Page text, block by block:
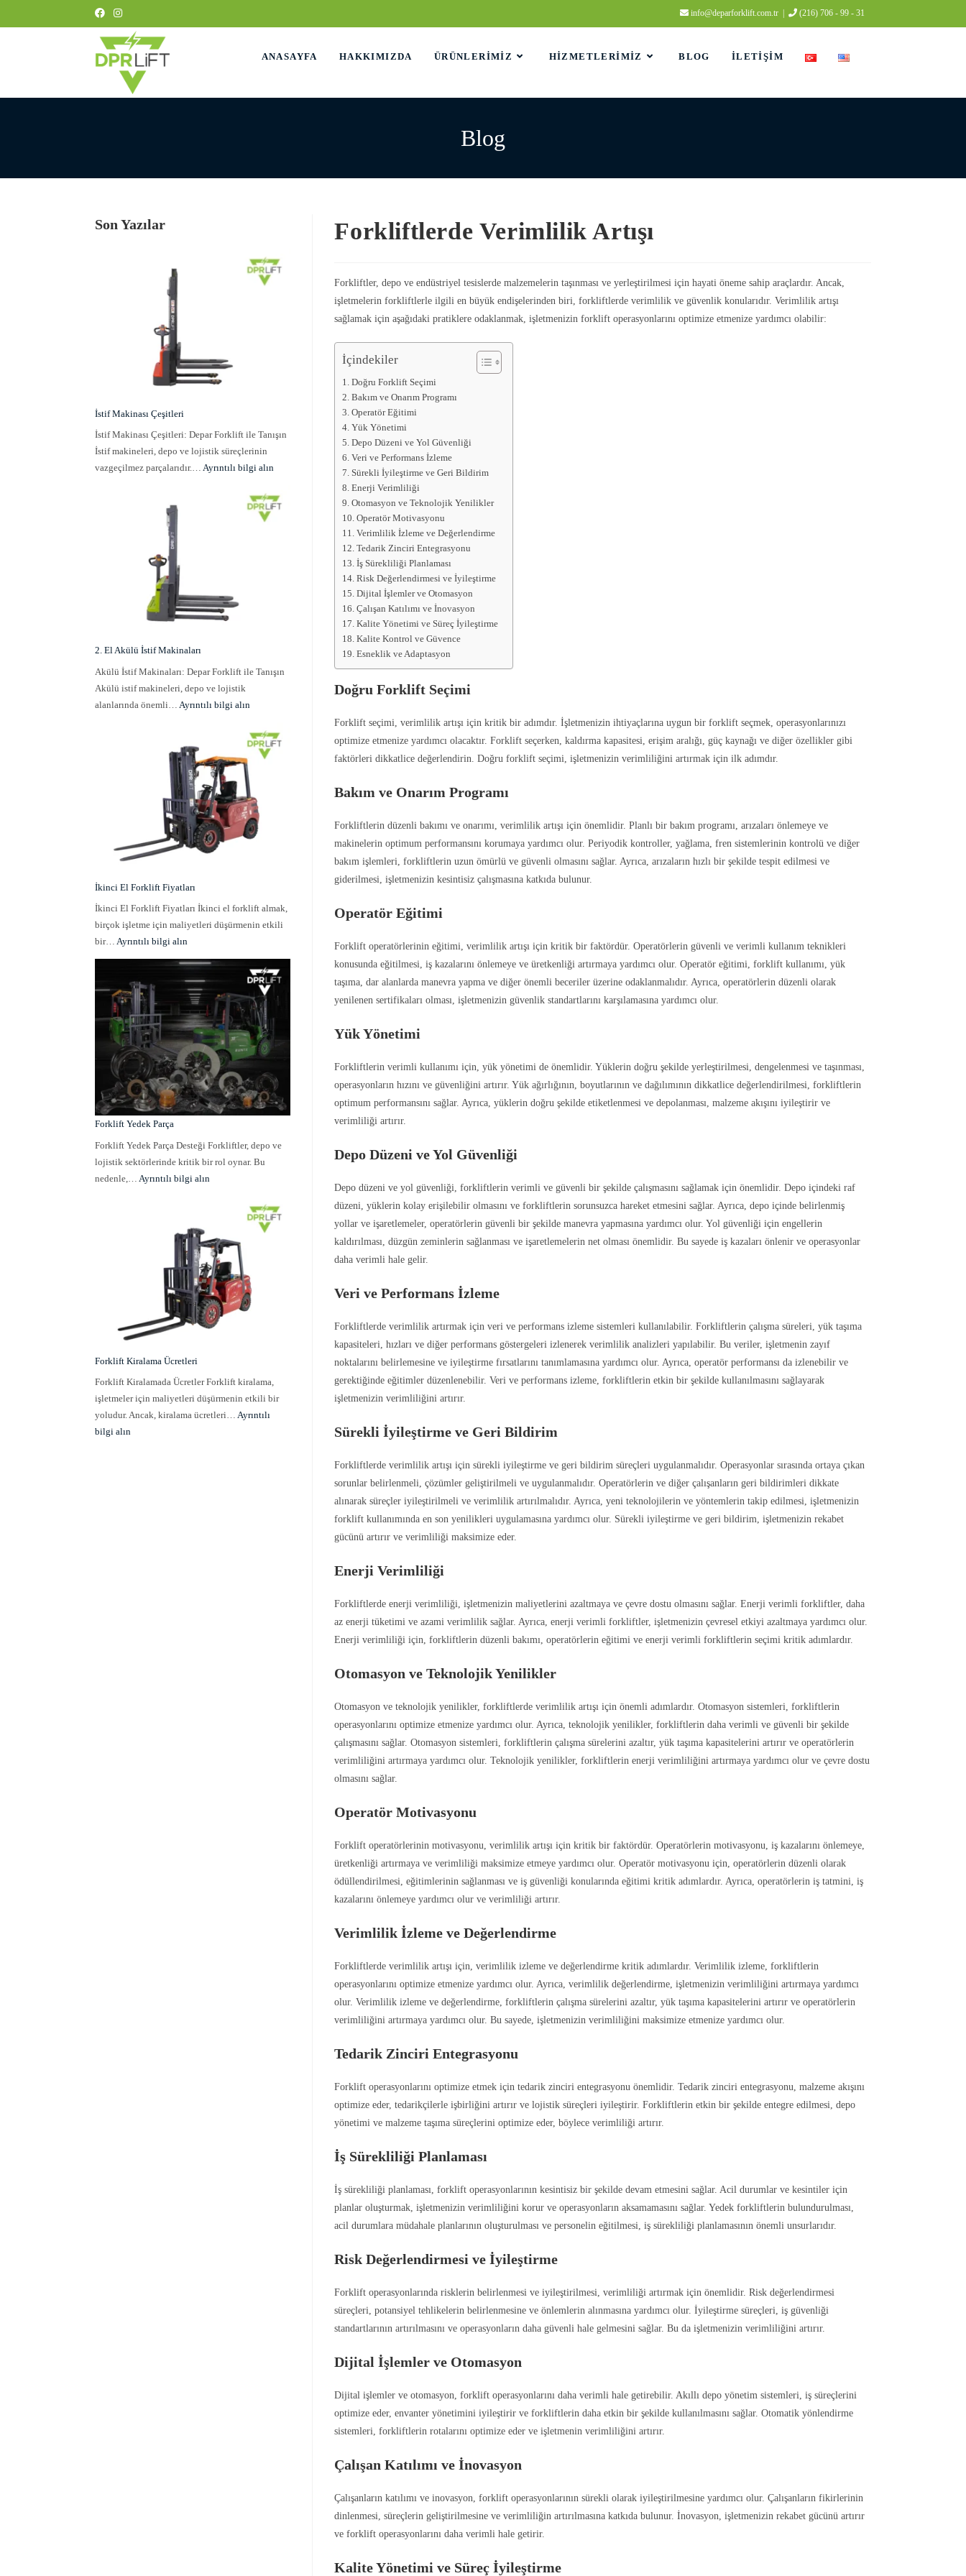
info@deparforklift.com.tr (216) 706 - 99 - 31
ANASAYFA HAKKIMIZDA ÜRÜNLERIMIZ HIZMETLERIMIZ BLOG İLETIŞIM
Blog
Forkliftlerde Verimlilik Artışı
Forkliftler, depo ve endüstriyel tesislerde malzemelerin taşınması ve yerleştirilmesi için hayati öneme sahip araçlardır. Ancak,
işletmelerin forkliftlerle ilgili en büyük endişelerinden biri, forkliftlerde verimlilik ve güvenlik konularıdır. Verimlilik artışı
sağlamak için aşağıdaki pratiklere odaklanmak, işletmenizin forklift operasyonlarını optimize etmenize yardımcı olabilir:
İçindekiler
Doğru Forklift Seçimi
Bakım ve Onarım Programı
Operatör Eğitimi
Yük Yönetimi
Depo Düzeni ve Yol Güvenliği
Veri ve Performans İzleme
Sürekli İyileştirme ve Geri Bildirim
Enerji Verimliliği
Otomasyon ve Teknolojik Yenilikler
Operatör Motivasyonu
Verimlilik İzleme ve Değerlendirme
Tedarik Zinciri Entegrasyonu
İş Sürekliliği Planlaması
Risk Değerlendirmesi ve İyileştirme
Dijital İşlemler ve Otomasyon
Çalışan Katılımı ve İnovasyon
Kalite Yönetimi ve Süreç İyileştirme
Kalite Kontrol ve Güvence
Esneklik ve Adaptasyon
Doğru Forklift Seçimi
Forklift seçimi, verimlilik artışı için kritik bir adımdır. İşletmenizin ihtiyaçlarına uygun bir forklift seçmek, operasyonlarınızı
optimize etmenize yardımcı olacaktır. Forklift seçerken, kaldırma kapasitesi, erişim aralığı, güç kaynağı ve diğer özellikler gibi
faktörleri dikkatlice değerlendirin. Doğru forklift seçimi, işletmenizin verimliliğini artırmak için ilk adımdır.
Bakım ve Onarım Programı
Forkliftlerin düzenli bakımı ve onarımı, verimlilik artışı için önemlidir. Planlı bir bakım programı, arızaları önlemeye ve
makinelerin optimum performansını korumaya yardımcı olur. Periyodik kontroller, yağlama, fren sistemlerinin kontrolü ve diğer
bakım işlemleri, forkliftlerin uzun ömürlü ve güvenli olmasını sağlar. Ayrıca, arızaların hızlı bir şekilde tespit edilmesi ve
giderilmesi, işletmenizin kesintisiz çalışmasına katkıda bulunur.
Operatör Eğitimi
Forklift operatörlerinin eğitimi, verimlilik artışı için kritik bir faktördür. Operatörlerin güvenli ve verimli kullanım teknikleri
konusunda eğitilmesi, iş kazalarını önlemeye ve üretkenliği artırmaya yardımcı olur. Operatör eğitimi, forklift kullanımı, yük
taşıma, dar alanlarda manevra yapma ve diğer önemli beceriler üzerine odaklanmalıdır. Ayrıca, operatörlerin düzenli olarak
yenilenen sertifikaları olması, işletmenizin güvenlik standartlarını karşılamasına yardımcı olur.
Yük Yönetimi
Forkliftlerin verimli kullanımı için, yük yönetimi de önemlidir. Yüklerin doğru şekilde yerleştirilmesi, dengelenmesi ve taşınması,
operasyonların hızını ve güvenliğini artırır. Yük ağırlığının, boyutlarının ve dağılımının dikkatlice değerlendirilmesi, forkliftlerin
optimum performansını sağlar. Ayrıca, yüklerin doğru şekilde etiketlenmesi ve depolanması, malzeme akışını iyileştirir ve
verimliliği artırır.
Depo Düzeni ve Yol Güvenliği
Depo düzeni ve yol güvenliği, forkliftlerin verimli ve güvenli bir şekilde çalışmasını sağlamak için önemlidir. Depo içindeki raf
düzeni, yüklerin kolay erişilebilir olmasını ve forkliftlerin sorunsuzca hareket etmesini sağlar. Ayrıca, depo içinde belirlenmiş
yollar ve işaretlemeler, operatörlerin güvenli bir şekilde manevra yapmasına yardımcı olur. Yol güvenliği için engellerin
kaldırılması, düzgün zeminlerin sağlanması ve işaretlemelerin net olması önemlidir. Bu sayede iş kazaları önlenir ve operasyonlar
daha verimli hale gelir.
Veri ve Performans İzleme
Forkliftlerde verimlilik artırmak için veri ve performans izleme sistemleri kullanılabilir. Forkliftlerin çalışma süreleri, yük taşıma
kapasiteleri, hızları ve diğer performans göstergeleri izlenerek verimlilik analizleri yapılabilir. Bu veriler, işletmenin zayıf
noktalarını belirlemesine ve iyileştirme fırsatlarını tanımlamasına yardımcı olur. Ayrıca, operatör performansı da izlenebilir ve
gerektiğinde eğitimler düzenlenebilir. Veri ve performans izleme, forkliftlerin etkin bir şekilde kullanılmasını sağlayarak
işletmenizin verimliliğini artırır.
Sürekli İyileştirme ve Geri Bildirim
Forkliftlerde verimlilik artışı için sürekli iyileştirme ve geri bildirim süreçleri uygulanmalıdır. Operasyonlar sırasında ortaya çıkan
sorunlar belirlenmeli, çözümler geliştirilmeli ve uygulanmalıdır. Operatörlerin ve diğer çalışanların geri bildirimleri dikkate
alınarak süreçler iyileştirilmeli ve verimlilik artırılmalıdır. Ayrıca, yeni teknolojilerin ve yöntemlerin takip edilmesi, işletmenizin
forklift kullanımında en son yenilikleri uygulamasına yardımcı olur. Sürekli iyileştirme ve geri bildirim, işletmenizin rekabet
gücünü artırır ve verimliliği maksimize eder.
Enerji Verimliliği
Forkliftlerde enerji verimliliği, işletmenizin maliyetlerini azaltmaya ve çevre dostu olmasını sağlar. Enerji verimli forkliftler, daha
az enerji tüketimi ve azami verimlilik sağlar. Ayrıca, enerji verimli forkliftler, işletmenizin çevresel etkiyi azaltmaya yardımcı olur.
Enerji verimliliği için, forkliftlerin düzenli bakımı, operatörlerin eğitimi ve enerji verimli forkliftlerin seçimi kritik adımlardır.
Otomasyon ve Teknolojik Yenilikler
Otomasyon ve teknolojik yenilikler, forkliftlerde verimlilik artışı için önemli adımlardır. Otomasyon sistemleri, forkliftlerin
operasyonlarını optimize etmenize yardımcı olur. Ayrıca, teknolojik yenilikler, forkliftlerin daha verimli ve güvenli bir şekilde
çalışmasını sağlar. Otomasyon sistemleri, forkliftlerin çalışma sürelerini azaltır, yük taşıma kapasitelerini artırır ve operatörlerin
verimliliğini artırmaya yardımcı olur. Teknolojik yenilikler, forkliftlerin enerji verimliliğini artırmaya yardımcı olur ve çevre dostu
olmasını sağlar.
Operatör Motivasyonu
Forklift operatörlerinin motivasyonu, verimlilik artışı için kritik bir faktördür. Operatörlerin motivasyonu, iş kazalarını önlemeye,
üretkenliği artırmaya ve verimliliği maksimize etmeye yardımcı olur. Operatör motivasyonu için, operatörlerin düzenli olarak
ödüllendirilmesi, eğitimlerinin sağlanması ve iş güvenliği konularında eğitimi kritik adımlardır. Ayrıca, operatörlerin iş tatmini, iş
kazalarını önlemeye yardımcı olur ve verimliliği artırır.
Verimlilik İzleme ve Değerlendirme
Forkliftlerde verimlilik artışı için, verimlilik izleme ve değerlendirme kritik adımlardır. Verimlilik izleme, forkliftlerin
operasyonlarını optimize etmenize yardımcı olur. Ayrıca, verimlilik değerlendirme, işletmenizin verimliliğini artırmaya yardımcı
olur. Verimlilik izleme ve değerlendirme, forkliftlerin çalışma sürelerini azaltır, yük taşıma kapasitelerini artırır ve operatörlerin
verimliliğini artırmaya yardımcı olur. Bu sayede, işletmenizin verimliliğini maksimize etmenize yardımcı olur.
Tedarik Zinciri Entegrasyonu
Forklift operasyonlarını optimize etmek için tedarik zinciri entegrasyonu önemlidir. Tedarik zinciri entegrasyonu, malzeme akışını
optimize eder, tedarikçilerle işbirliğini artırır ve lojistik süreçleri iyileştirir. Forkliftlerin etkin bir şekilde entegre edilmesi, depo
yönetimi ve malzeme taşıma süreçlerini optimize eder, böylece verimliliği artırır.
İş Sürekliliği Planlaması
İş sürekliliği planlaması, forklift operasyonlarının kesintisiz bir şekilde devam etmesini sağlar. Acil durumlar ve kesintiler için
planlar oluşturmak, işletmenizin verimliliğini korur ve operasyonların aksamamasını sağlar. Yedek forkliftlerin bulundurulması,
acil durumlara müdahale planlarının oluşturulması ve personelin eğitilmesi, iş sürekliliği planlamasının önemli unsurlarıdır.
Risk Değerlendirmesi ve İyileştirme
Forklift operasyonlarında risklerin belirlenmesi ve iyileştirilmesi, verimliliği artırmak için önemlidir. Risk değerlendirmesi
süreçleri, potansiyel tehlikelerin belirlenmesine ve önlemlerin alınmasına yardımcı olur. İyileştirme süreçleri, iş güvenliği
standartlarının artırılmasını ve operasyonların daha güvenli hale gelmesini sağlar. Bu da işletmenizin verimliliğini artırır.
Dijital İşlemler ve Otomasyon
Dijital işlemler ve otomasyon, forklift operasyonlarını daha verimli hale getirebilir. Akıllı depo yönetim sistemleri, iş süreçlerini
optimize eder, envanter yönetimini iyileştirir ve forkliftlerin daha etkin bir şekilde kullanılmasını sağlar. Otomatik yönlendirme
sistemleri, forkliftlerin rotalarını optimize eder ve işletmenin verimliliğini artırır.
Çalışan Katılımı ve İnovasyon
Çalışanların katılımı ve inovasyon, forklift operasyonlarının sürekli olarak iyileştirilmesine yardımcı olur. Çalışanların fikirlerinin
dinlenmesi, süreçlerin geliştirilmesine ve verimliliğin artırılmasına katkıda bulunur. İnovasyon, işletmenizin rekabet gücünü artırır
ve forklift operasyonlarını daha verimli hale getirir.
Kalite Yönetimi ve Süreç İyileştirme
Son Yazılar
İstif Makinası Çeşitleri
İstif Makinası Çeşitleri: Depar Forklift ile Tanışın
İstif makineleri, depo ve lojistik süreçlerinin
vazgeçilmez parçalarıdır.… Ayrıntılı bilgi alın
2. El Akülü İstif Makinaları
Akülü İstif Makinaları: Depar Forklift ile Tanışın
Akülü istif makineleri, depo ve lojistik
alanlarında önemli… Ayrıntılı bilgi alın
İkinci El Forklift Fiyatları
İkinci El Forklift Fiyatları İkinci el forklift almak,
birçok işletme için maliyetleri düşürmenin etkili
bir… Ayrıntılı bilgi alın
Forklift Yedek Parça
Forklift Yedek Parça Desteği Forkliftler, depo ve
lojistik sektörlerinde kritik bir rol oynar. Bu
nedenle,… Ayrıntılı bilgi alın
Forklift Kiralama Ücretleri
Forklift Kiralamada Ücretler Forklift kiralama,
işletmeler için maliyetleri düşürmenin etkili bir
yoludur. Ancak, kiralama ücretleri… Ayrıntılı
bilgi alın